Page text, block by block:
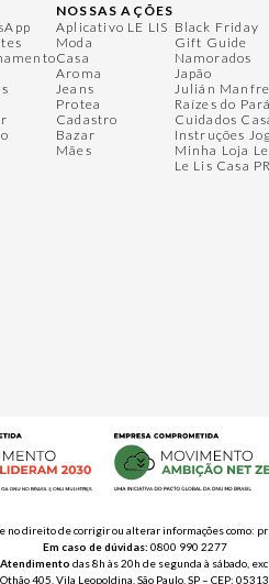
NOSSAS AÇÕES
Aplicativo LE LIS
Moda
Casa
Aroma
Jeans
Protea
Cadastro
Bazar
Mães
Black Friday
Gift Guide
Namorados
Japão
Julián
Raízes do Pará
Cuidados
Instruções
Minha Loja
Le Lis Casa
no direito de corrigir ou alterar informações como:
Em caso de dúvidas: 0800 990 2277
das 8h às 20h de segunda à sábado,
405, Vila Leopoldina, São Paulo, SP – CEP: